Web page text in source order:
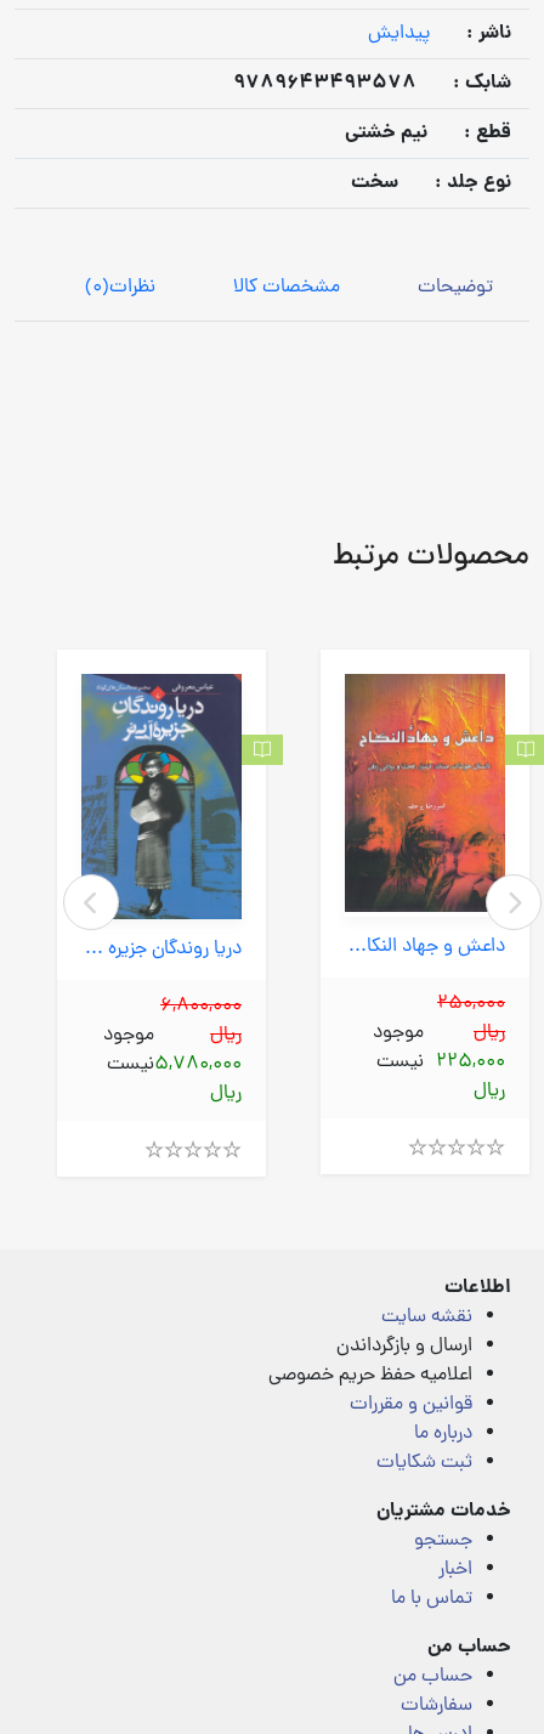
ناشر :
پیدایش
شابک :
9789643493578
قطع :
نیم خشتی
نوع جلد :
سخت
توضیحات مشخصات کالا نظرات(0)
محصولات مرتبط
دریا روندگان جزیره آبی تر (ققنوس) رقعی شومیز
6,800,000
ریال
5,780,000
ریال
موجود
نیست
داعش و جهاد النکاح (پرسمان) رقعی شومیز
250,000
ریال
225,000
ریال
موجود
نیست
اطلاعات
نقشه سایت
ارسال و بازگرداندن
اعلامیه حفظ حریم خصوصی
قوانین و مقررات
درباره ما
ثبت شکایات
خدمات مشتریان
جستجو
اخبار
تماس با ما
حساب من
حساب من
سفارشات